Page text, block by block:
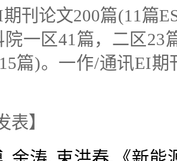
期刊论文200篇(11 篇
院一区41 篇，二区 23
15篇)。一作/通讯EI期
表】